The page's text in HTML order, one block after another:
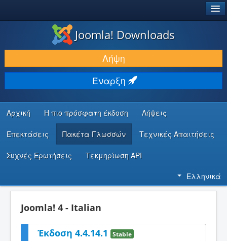
ΛΉΨΕΙΣ & ΕΠΕΚΤΆΣΕΙΣ
ΕΎΡΕΣΗ & ΜΆΘΗΣΗ
ΚΟΙΝΌΤΗΤΑ & ΥΠΟΣΤΉΡΙΞΗ
ΠΌΡΟΙ ΠΡΟΓΡΑΜΜΑΤΙΣΤΏΝ
Joomla! Downloads
Λήψη
Έναρξη
Αρχική Η πιο πρόσφατη έκδοση Λήψεις
Επεκτάσεις Πακέτα Γλωσσών Τεχνικές Απαιτήσεις
Συχνές Ερωτήσεις Τεκμηρίωση API
Ελληνικά
Joomla! 4 - Italian
Έκδοση 4.4.14.1 Stable